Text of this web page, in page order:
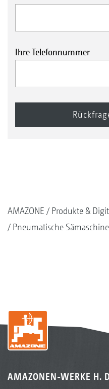
Ihre Telefonnummer
AMAZONE Produkte &
Pneumatische
AMAZONEN-WERKE H.